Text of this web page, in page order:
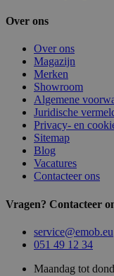
Over ons
Over ons
Magazijn
Merken
Showroom
Algemene
Juridische
Privacy- en
Sitemap
Blog
Vacatures
Contacteer ons
Vragen? Contacteer
service@emob.eu
051 49 12 34
Maandag tot